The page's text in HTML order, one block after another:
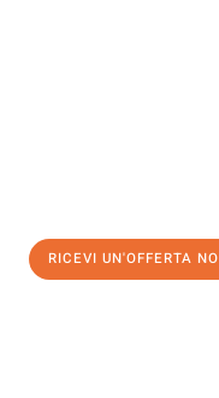
RICEVI UN'OFFERTA